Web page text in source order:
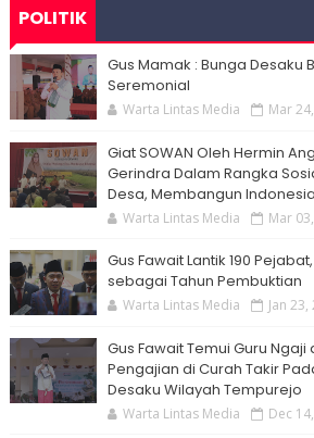
POLITIK
Gus Mamak : Bunga Desaku
Seremonial
Warta Lintas Media Mar
Giat SOWAN Oleh Hermin
Gerindra Dalam Rangka
Desa, Membangun Indonesia
Warta Lintas Media Mar
Gus Fawait Lantik 190
sebagai Tahun Pembuktian
Warta Lintas Media Jan
Gus Fawait Temui Guru
Pengajian di Curah Takir
Desaku Wilayah Tempurejo
Warta Lintas Media Dec